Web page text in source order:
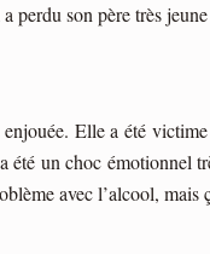
perdu son père très
Elle a été
été un choc émotionnel
avec l’alcool, mais